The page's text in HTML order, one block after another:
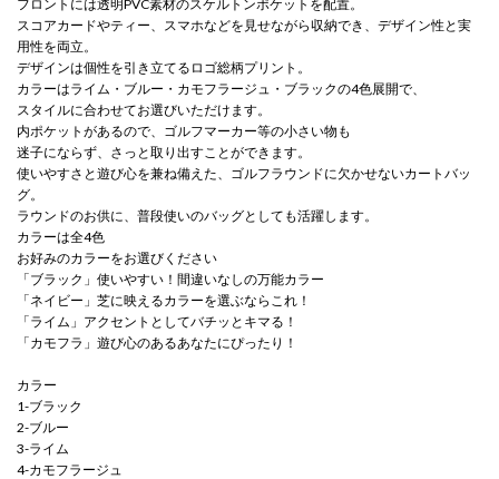
フロントには透明PVC素材のスケルトンポケットを配置。
スコアカードやティー、スマホなどを見せながら収納でき、デザイン性と実
用性を両立。
デザインは個性を引き立てるロゴ総柄プリント。
カラーはライム・ブルー・カモフラージュ・ブラックの4色展開で、
スタイルに合わせてお選びいただけます。
内ポケットがあるので、ゴルフマーカー等の小さい物も
迷子にならず、さっと取り出すことができます。
使いやすさと遊び心を兼ね備えた、ゴルフラウンドに欠かせないカートバッ
グ。
ラウンドのお供に、普段使いのバッグとしても活躍します。
カラーは全4色
お好みのカラーをお選びください
「ブラック」使いやすい！間違いなしの万能カラー
「ネイビー」芝に映えるカラーを選ぶならこれ！
「ライム」アクセントとしてバチッとキマる！
「カモフラ」遊び心のあるあなたにぴったり！
カラー
1-ブラック
2-ブルー
3-ライム
4-カモフラージュ